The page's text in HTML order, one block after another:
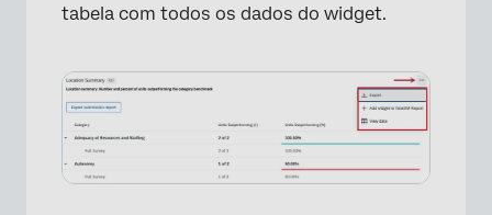
tabela com todos os dados do widget.